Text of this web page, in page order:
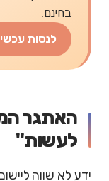
בחינם.
לנסות
האתגר
לעשות"
ידע לא שווה